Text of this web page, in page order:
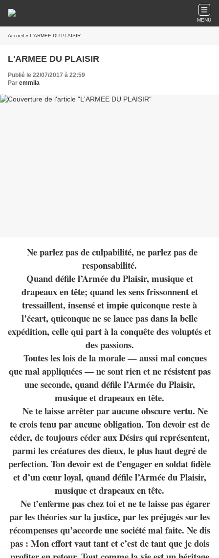
MENU
Accueil » L'ARMEE DU PLAISIR
L'ARMEE DU PLAISIR
Publié le 22/07/2017 à 22:59
Par emmila
Ne parlez pas de culpabilité, ne parlez pas de
responsabilité.
Quand défile l’Armée du Plaisir, musique et
drapeaux en tête; quand les sens frissonnent et
tressaillent, insensé et impie quiconque reste à
l’écart, quiconque ne se lance pas dans la belle
expédition, celle qui part à la conquête des voluptés et
des passions.
Toutes les lois de la morale — aussi mal conçues
que mal appliquées — ne sont rien et ne résistent pas
une seconde, quand défile l’Armée du Plaisir,
musique et drapeaux en tête.
Ne te laisse arrêter par aucune obscure vertu. Ne
te crois tenu par aucune obligation. Ton devoir est de
céder, de toujours céder aux Désirs qui représentent,
parmi les créatures des dieux, le plus haut degré de
perfection. Ton devoir est de t’engager en soldat fidèle
et d’un cœur loyal, quand défile l’Armée du Plaisir,
musique et drapeaux en tête.
Ne t’enferme pas chez toi et ne te laisse pas égarer
par les théories sur la justice, par les préjugés sur les
récompenses qu’accorde une société mal faite. Ne dis
pas : Mon effort vaut tant et c’est de tant que je dois